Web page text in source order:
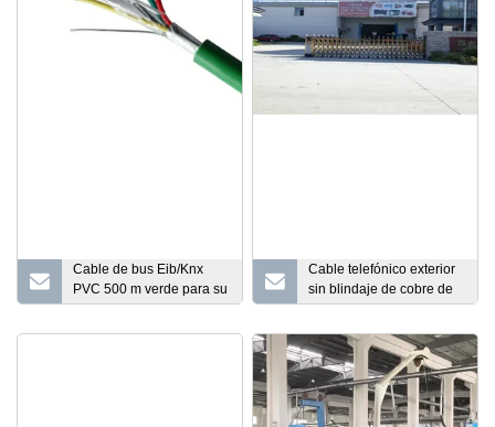
Cable de bus Eib/Knx
PVC 500 m verde para su
sistema inteligente de
Cable telefónico exterior
sin blindaje de cobre de
25 pares